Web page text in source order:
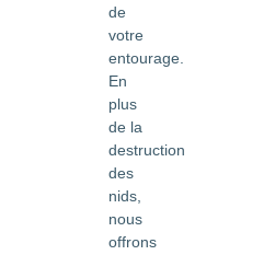
de
votre
entourage.
En
plus
de la
destruction
des
nids,
nous
offrons